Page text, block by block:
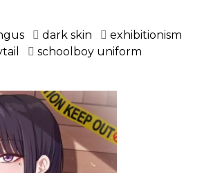
dark skin
exhibitionism
schoolboy uniform